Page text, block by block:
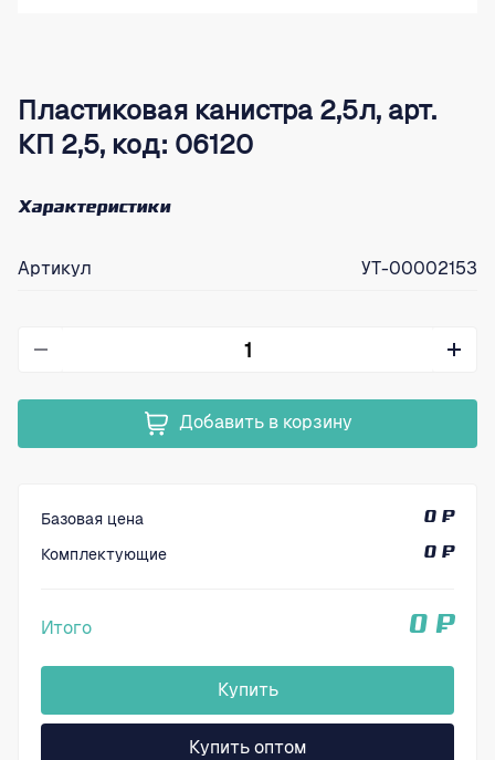
Пластиковая канистра 2,5л, арт.
КП 2,5, код: 06120
Характеристики
Артикул УТ-00002153
Добавить в корзину
Базовая цена
0 ₽
Комплектующие
0 ₽
Итого 0 ₽
Купить
Купить оптом